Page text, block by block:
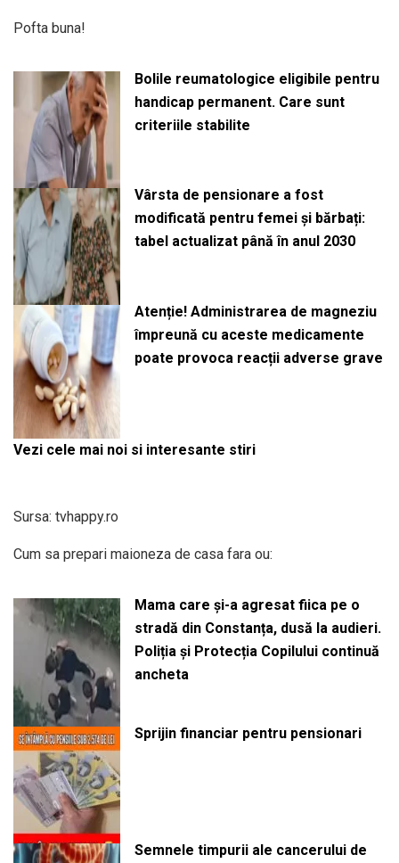
Pofta buna!
Bolile reumatologice eligibile pentru
handicap permanent. Care sunt
criteriile stabilite
Vârsta de pensionare a fost
modificată pentru femei și bărbați:
tabel actualizat până în anul 2030
Atenție! Administrarea de magneziu
împreună cu aceste medicamente
poate provoca reacții adverse grave
Vezi cele mai noi si interesante stiri
Sursa: tvhappy.ro
Cum sa prepari maioneza de casa fara ou:
Mama care și-a agresat fiica pe o
stradă din Constanța, dusă la audieri.
Poliția și Protecția Copilului continuă
ancheta
Sprijin financiar pentru pensionari
Semnele timpurii ale cancerului de